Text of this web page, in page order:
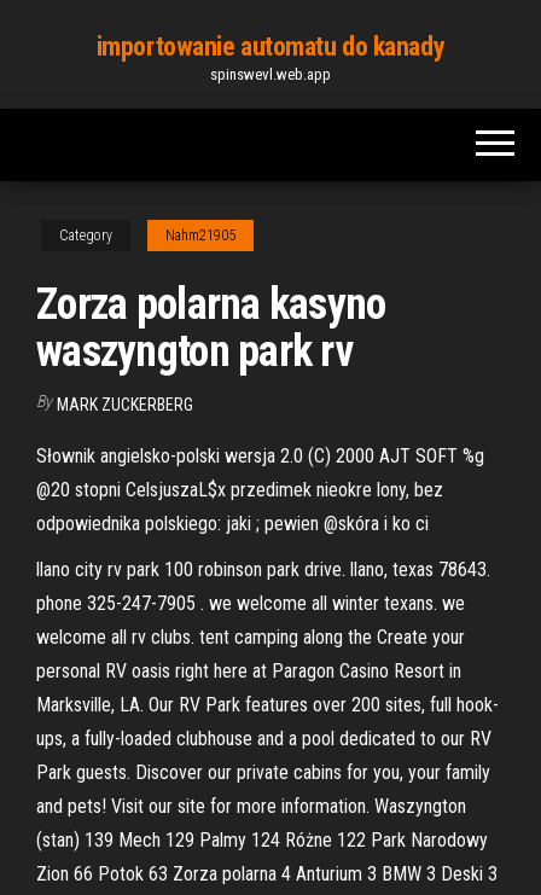
content
importowanie automatu do kanady
spinswevl.web.app
Category Nahm21905
Zorza polarna kasyno
waszyngton park rv
By MARK ZUCKERBERG
Słownik angielsko-polski wersja 2.0 (C) 2000 AJT SOFT %g
@20 stopni CelsjuszaL$x przedimek nieokre lony, bez
odpowiednika polskiego: jaki ; pewien @skóra i ko ci
llano city rv park 100 robinson park drive. llano, texas 78643.
phone 325-247-7905 . we welcome all winter texans. we
welcome all rv clubs. tent camping along the Create your
personal RV oasis right here at Paragon Casino Resort in
Marksville, LA. Our RV Park features over 200 sites, full hook-
ups, a fully-loaded clubhouse and a pool dedicated to our RV
Park guests. Discover our private cabins for you, your family
and pets! Visit our site for more information. Waszyngton
(stan) 139 Mech 129 Palmy 124 Różne 122 Park Narodowy
Zion 66 Potok 63 Zorza polarna 4 Anturium 3 BMW 3 Deski 3